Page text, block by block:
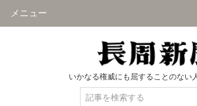
メニュー
いかなる権威にも屈することのない